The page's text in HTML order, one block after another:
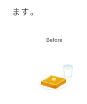
ます。